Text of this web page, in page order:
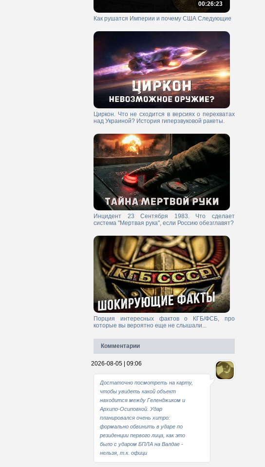
00:26:23
Как рушатся Империи и почему США Следующие
Циркон. Что не сходится в версиях о перехватах
над Украиной? История гиперзвуковой ракеты.
Инцидент 23 Сентября 1983. Что сделает
система "Мертвая рука", если Россию обезглавят?
Порция интересных фактов о КГБ/ФСБ, про
которые вы вероятно еще не слышали...
Комментарии
2026-08-05 | 09:06
Достаточно посмотреть на карту,
чтобы увидеть какой объект
находится между Геленджиком и
Архипо-Осиповкой. Удар
планировался очень хитро:
формально обвинить в ударе по
резиденции первого лица, как это
было с ударом БПЛА на Валдае -
нельзя, т.к. офици